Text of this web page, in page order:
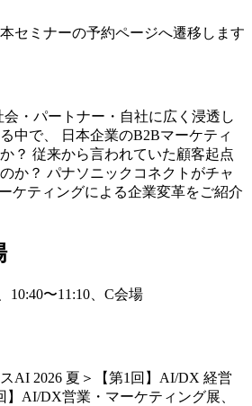
セミナーの予約ページへ遷移します
・パートナー・自社に広く浸透し
中で、 日本企業のB2Bマーケティ
？ 従来から言われていた顧客起点
か？ パナソニックコネクトがチャ
ケティングによる企業変革をご紹介
10:40〜11:10、C会場
AI 2026 夏＞【第1回】AI/DX 経営
AI/DX営業・マーケティング展、